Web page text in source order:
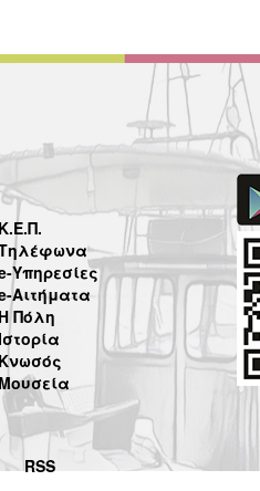
Κ.Ε.Π.
Υπηρεσίες
Αιτήματα
Η Πόλη
Κνωσός
Μουσεία
RSS